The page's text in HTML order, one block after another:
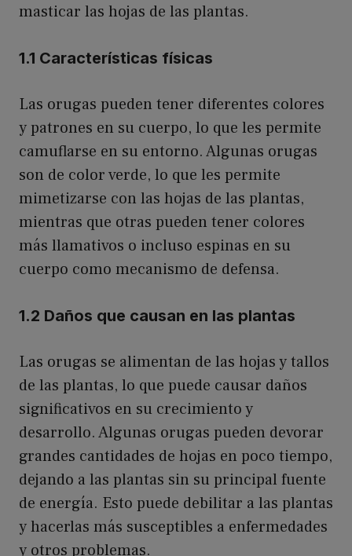
masticar las hojas de las plantas.
1.1 Características físicas
Las orugas pueden tener diferentes colores
y patrones en su cuerpo, lo que les permite
camuflarse en su entorno. Algunas orugas
son de color verde, lo que les permite
mimetizarse con las hojas de las plantas,
mientras que otras pueden tener colores
más llamativos o incluso espinas en su
cuerpo como mecanismo de defensa.
1.2 Daños que causan en las plantas
Las orugas se alimentan de las hojas y tallos
de las plantas, lo que puede causar daños
significativos en su crecimiento y
desarrollo. Algunas orugas pueden devorar
grandes cantidades de hojas en poco tiempo,
dejando a las plantas sin su principal fuente
de energía. Esto puede debilitar a las plantas
y hacerlas más susceptibles a enfermedades
y otros problemas.